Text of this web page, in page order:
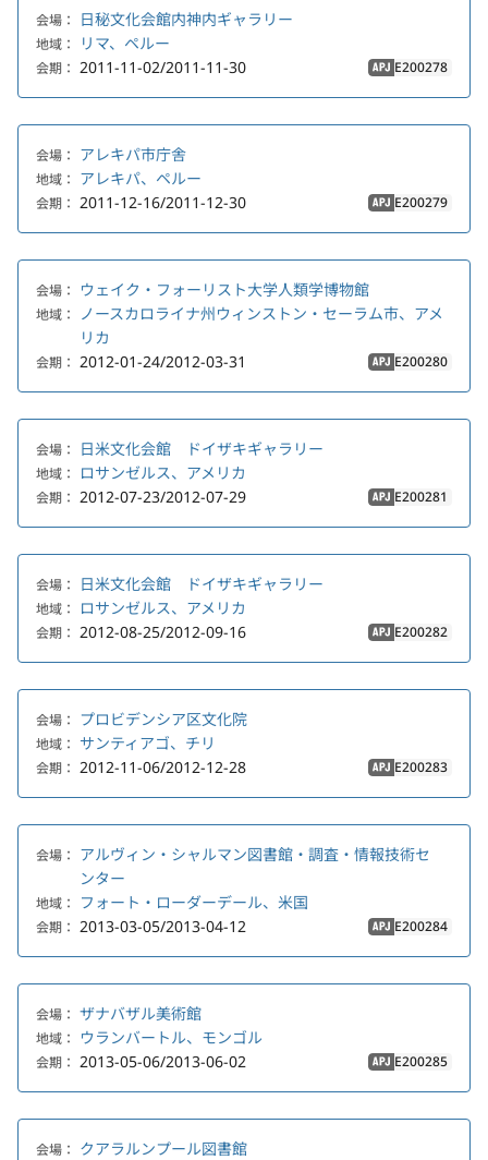
会場： 日秘文化会館内神内ギャラリー
地域： リマ、ペルー
会期： 2011-11-02/2011-11-30 APJ E200278
会場： アレキパ市庁舎
地域： アレキパ、ペルー
会期： 2011-12-16/2011-12-30 APJ E200279
会場： ウェイク・フォーリスト大学人類学博物館
地域：
ノースカロライナ州ウィンストン・セーラム市、アメ
リカ
会期： 2012-01-24/2012-03-31 APJ E200280
会場： 日米文化会館 ドイザキギャラリー
地域： ロサンゼルス、アメリカ
会期： 2012-07-23/2012-07-29 APJ E200281
会場： 日米文化会館 ドイザキギャラリー
地域： ロサンゼルス、アメリカ
会期： 2012-08-25/2012-09-16 APJ E200282
会場： プロビデンシア区文化院
地域： サンティアゴ、チリ
会期： 2012-11-06/2012-12-28 APJ E200283
会場： アルヴィン・シャルマン図書館・調査・情報技術セ
ンター
地域： フォート・ローダーデール、米国
会期： 2013-03-05/2013-04-12 APJ E200284
会場： ザナバザル美術館
地域： ウランバートル、モンゴル
会期： 2013-05-06/2013-06-02 APJ E200285
会場： クアラルンプール図書館